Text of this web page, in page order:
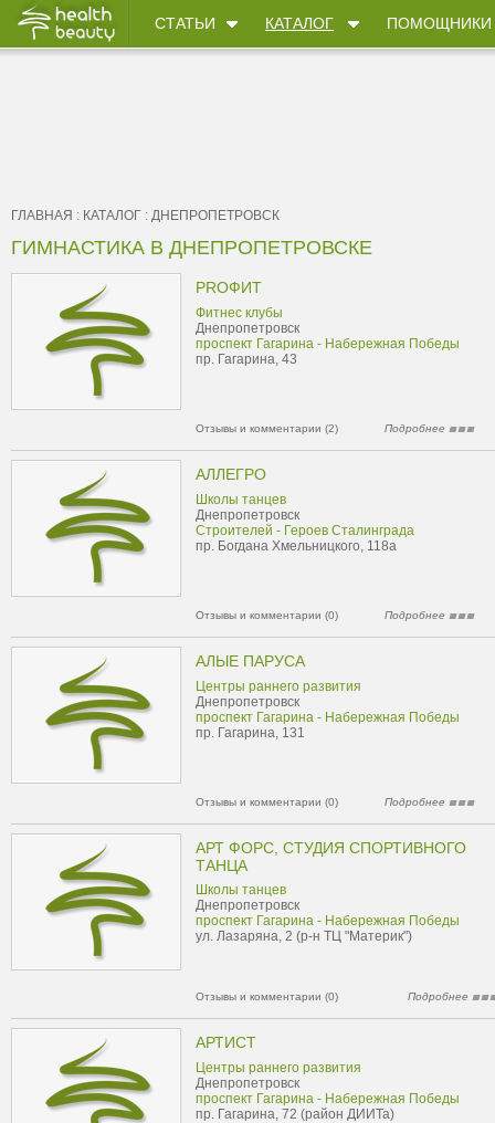
СТАТЬИ КАТАЛОГ ПОМОЩНИКИ
ГЛАВНАЯ : КАТАЛОГ : ДНЕПРОПЕТРОВСК
ГИМНАСТИКА В ДНЕПРОПЕТРОВСКЕ
PROФИТ
Фитнес клубы
Днепропетровск
проспект Гагарина - Набережная Победы
пр. Гагарина, 43
Отзывы и комментарии (2) Подробнее
АЛЛЕГРО
Школы танцев
Днепропетровск
Строителей - Героев Сталинграда
пр. Богдана Хмельницкого, 118а
Отзывы и комментарии (0) Подробнее
АЛЫЕ ПАРУСА
Центры раннего развития
Днепропетровск
проспект Гагарина - Набережная Победы
пр. Гагарина, 131
Отзывы и комментарии (0) Подробнее
АРТ ФОРС, СТУДИЯ СПОРТИВНОГО
ТАНЦА
Школы танцев
Днепропетровск
проспект Гагарина - Набережная Победы
ул. Лазаряна, 2 (р-н ТЦ "Материк")
Отзывы и комментарии (0) Подробнее
АРТИСТ
Центры раннего развития
Днепропетровск
проспект Гагарина - Набережная Победы
пр. Гагарина, 72 (район ДИИТа)